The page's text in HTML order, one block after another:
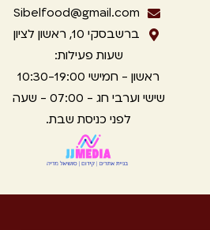
Sibelfood@gmail.com
ברשבסקי 10, ראשון לציון
שעות פעילות:
ראשון - חמישי 10:30-19:00
שישי וערבי חג - 07:00 - שעה
לפני כניסת שבת.